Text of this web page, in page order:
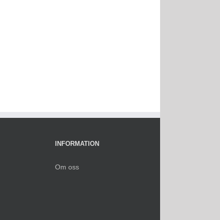
INFORMATION
Om oss